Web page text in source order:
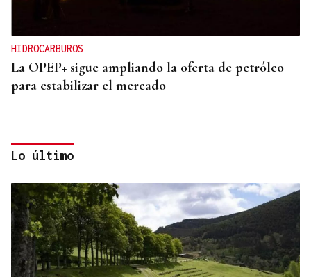
HIDROCARBUROS
La OPEP+ sigue ampliando la oferta de petróleo
para estabilizar el mercado
Lo último